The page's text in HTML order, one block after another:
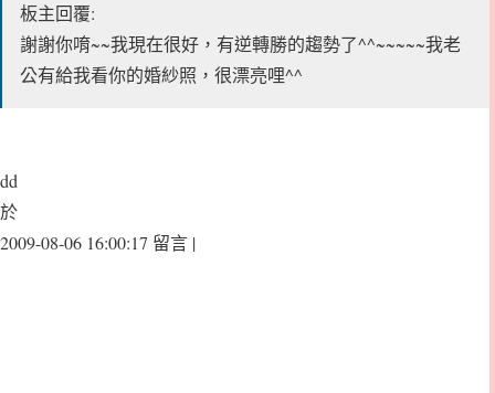
板主回覆:
謝謝你唷~~我現在很好，有逆轉勝的趨勢了^^~~~~~我老
公有給我看你的婚紗照，很漂亮哩^^
dd
於
2009-08-06 16:00:17 留言 |